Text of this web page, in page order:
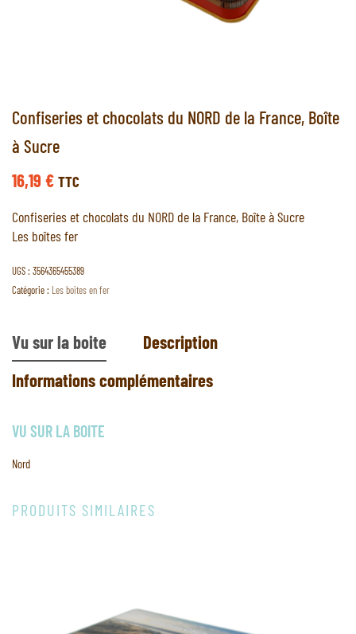
Confiseries et chocolats du NORD de la France, Boîte
à Sucre
16,19 € TTC
Confiseries et chocolats du NORD de la France, Boîte à Sucre
Les boîtes fer
UGS : 3564365455389
Catégorie : Les boites en fer
Vu sur la boite
Description
Informations complémentaires
VU SUR LA BOITE
Nord
PRODUITS SIMILAIRES